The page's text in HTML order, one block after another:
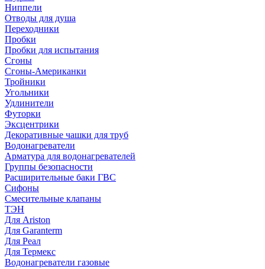
Ниппели
Отводы для душа
Переходники
Пробки
Пробки для испытания
Сгоны
Сгоны-Американки
Тройники
Угольники
Удлинители
Футорки
Эксцентрики
Декоративные чашки для труб
Водонагреватели
Арматура для водонагревателей
Группы безопасности
Расширительные баки ГВС
Сифоны
Смесительные клапаны
ТЭН
Для Ariston
Для Garanterm
Для Реал
Для Термекс
Водонагреватели газовые